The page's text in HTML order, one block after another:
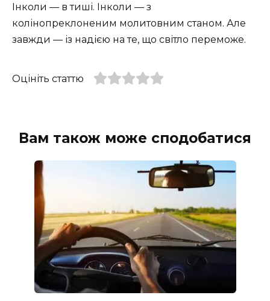
Інколи — в тиші. Інколи — з
колінопреклоненим молитовним станом. Але
завжди — із надією на те, що світло переможе.
Оцініть статтю
Вам також може сподобатися